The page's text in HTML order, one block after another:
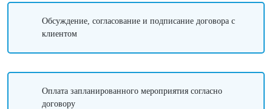
Обсуждение, согласование и подписание договора с
клиентом
Оплата запланированного мероприятия согласно
договору